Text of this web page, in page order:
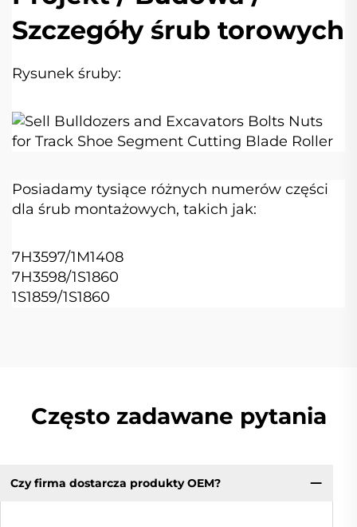
Szczegóły śrub torowych
Rysunek śruby:
Posiadamy tysiące różnych numerów części
dla śrub montażowych, takich jak:
7H3597/1M1408
7H3598/1S1860
1S1859/1S1860
Często zadawane pytania
Czy firma dostarcza produkty OEM?